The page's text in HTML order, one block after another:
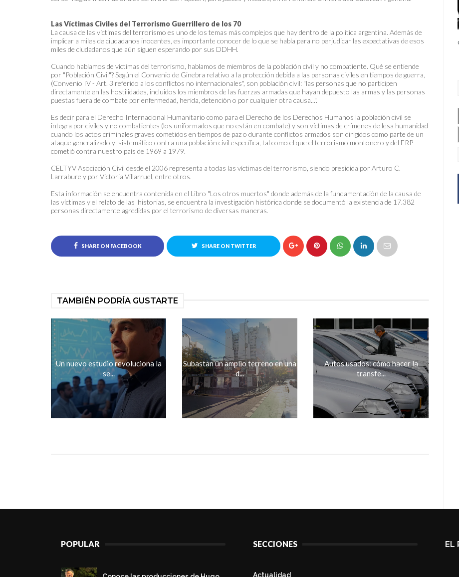
Las Víctimas Civiles del Terrorismo Guerrillero de los 70
La causa de las víctimas del terrorismo es uno de los temas más complejos que hay dentro de la política argentina. Además de
implicar a miles de ciudadanos inocentes, es importante conocer de lo que se habla para no perjudicar las expectativas de esos
miles de ciudadanos que aún siguen esperando por sus DDHH.
Cuando hablamos de víctimas del terrorismo, hablamos de miembros de la población civil y no combatiente. Qué se entiende
por "Población Civil"? Según el Convenio de Ginebra relativo a la protección debida a las personas civiles en tiempos de guerra,
(Convenio IV - Art. 3 referido a los conflictos no internacionales", son población civil: "las personas que no participen
directamente en las hostilidades, incluidos los miembros de las fuerzas armadas que hayan depuesto las armas y las personas
puestas fuera de combate por enfermedad, herida, detención o por cualquier otra causa...".
Es decir para el Derecho Internacional Humanitario como para el Derecho de los Derechos Humanos la población civil se
integra por civiles y no combatientes (los uniformados que no están en combate) y son víctimas de crímenes de lesa humanidad
cuando los actos criminales graves cometidos en tiempos de paz o durante conflictos armados son dirigidos como parte de un
ataque generalizado y sistemático contra una población civil específica, tal como el que el terrorismo montonero y del ERP
cometió contra nuestro país de 1969 a 1979.
CELTYV Asociación Civil desde el 2006 representa a todas las víctimas del terrorismo, siendo presidida por Arturo C.
Larrabure y por Victoria Villarruel, entre otros.
Esta información se encuentra contenida en el Libro "Los otros muertos" donde además de la fundamentación de la causa de
las víctimas y el relato de las historias, se encuentra la investigación histórica donde se documentó la existencia de 17.382
personas directamente agredidas por el terrorismo de diversas maneras.
SHARE ON FACEBOOK SHARE ON TWITTER
TAMBIÉN PODRÍA GUSTARTE
Un nuevo estudio revoluciona la
se...
Subastan un amplio terreno en una
d...
Autos usados: cómo hacer la
transfe...
POPULAR SECCIONES
Actualidad
EL